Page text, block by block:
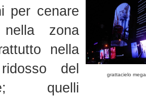
grattacielo
per cenare
zona
nella
del
quelli